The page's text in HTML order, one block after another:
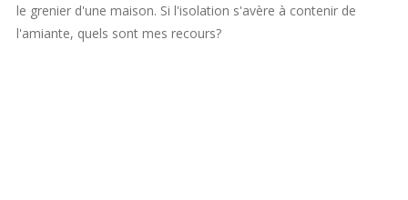
le grenier d'une maison. Si l'isolation s'avère à contenir de
l'amiante, quels sont mes recours?